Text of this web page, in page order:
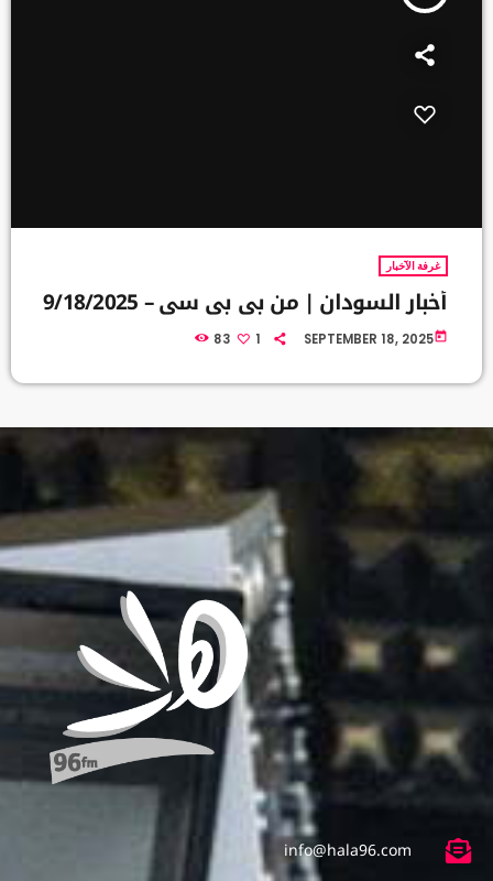
غرفة الآخبار
أخبار السودان | من بي بي سي – 9/18/2025
today
SEPTEMBER 18, 2025
83 1
info@hala96.com